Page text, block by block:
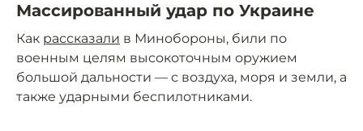
Массированный удар по Украине
Как рассказали в Минобороны, били по
военным целям высокоточным оружием
большой дальности — с воздуха, моря и земли, а
также ударными беспилотниками.